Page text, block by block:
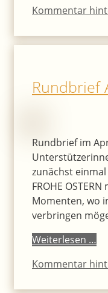
Kommentar
Rundbrief
Rundbrief im
zunächst
FROHE
Momenten, wo
verbringen
Weiterlesen …
Kommentar